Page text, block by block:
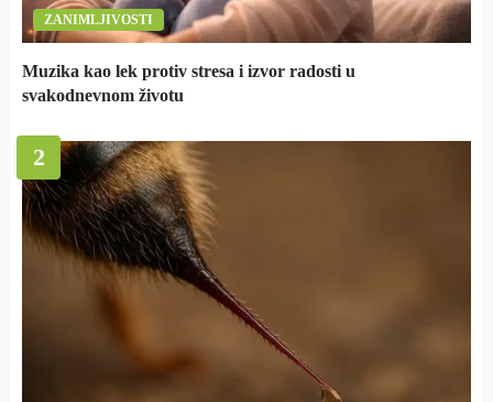
ZANIMLJIVOSTI
Muzika kao lek protiv stresa i izvor radosti u
svakodnevnom životu
2